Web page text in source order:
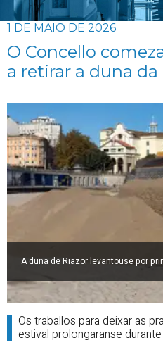
1 DE MAIO DE 2026
O Concello
a retirar a duna
A duna de Riazor levantouse por
Os traballos para deixar as
estival prolongaranse